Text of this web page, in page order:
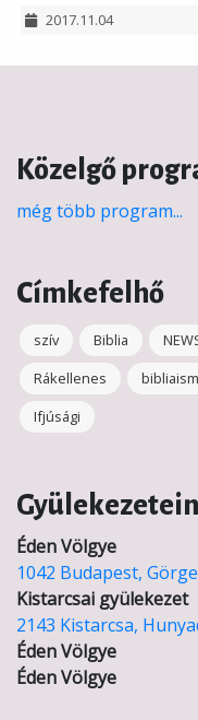
2017.11.04
Közelgő
még több program...
Címkefelhő
szív Biblia
Rákellenes
Ifjúsági
Éden Völgye
1042 Budapest,
Kistarcsai gyülekezet
2143 Kistarcsa,
Éden Völgye
Éden Völgye